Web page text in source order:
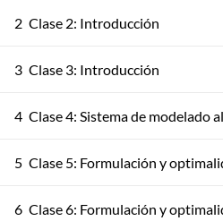
2 Clase 2: Introducción
3 Clase 3: Introducción
4 Clase 4: Sistema de modelado
5 Clase 5: Formulación y
6 Clase 6: Formulación y